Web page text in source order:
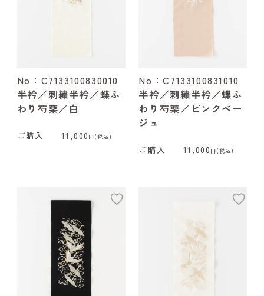
No：C7133100830010
半衿／刺繍半衿／蝶ふ
わり芍薬／白
ご購入 11,000 円(税込)
No：C7133100831010
半衿／刺繍半衿／蝶ふ
わり芍薬／ピンクベー
ジュ
ご購入 11,000 円(税込)